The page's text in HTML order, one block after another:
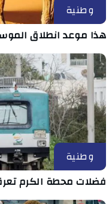
وطنية
هذا موعد انطلاق
وطنية
فضلات محطة الكرم